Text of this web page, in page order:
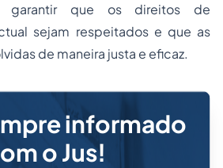
garantir que os direitos de
sejam respeitados e que as
de maneira justa e eficaz.
informado
o Jus!